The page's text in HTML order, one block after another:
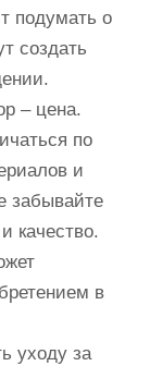
подумать о
создать
– цена.
по
и
забывайте
качество.
в
уходу за